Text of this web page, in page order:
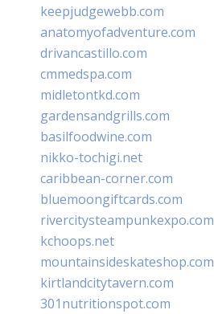
keepjudgewebb.com
anatomyofadventure.com
drivancastillo.com
cmmedspa.com
midletontkd.com
gardensandgrills.com
basilfoodwine.com
nikko-tochigi.net
caribbean-corner.com
bluemoongiftcards.com
rivercitysteampunkexpo.com
kchoops.net
mountainsideskateshop.com
kirtlandcitytavern.com
301nutritionspot.com